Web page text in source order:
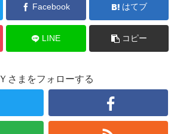
Facebook はてブ
LINE コピー
Ｙさまをフォローする